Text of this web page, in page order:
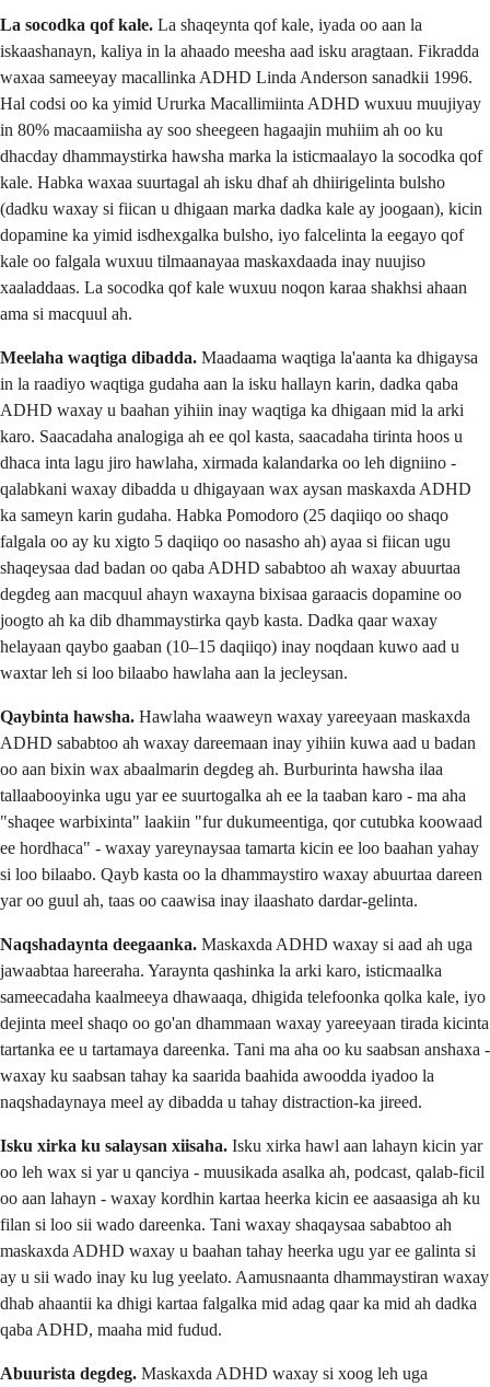
La socodka qof kale. La shaqeynta qof kale, iyada oo aan la
iskaashanayn, kaliya in la ahaado meesha aad isku aragtaan. Fikradda
waxaa sameeyay macallinka ADHD Linda Anderson sanadkii 1996.
Hal codsi oo ka yimid Ururka Macallimiinta ADHD wuxuu muujiyay
in 80% macaamiisha ay soo sheegeen hagaajin muhiim ah oo ku
dhacday dhammaystirka hawsha marka la isticmaalayo la socodka qof
kale. Habka waxaa suurtagal ah isku dhaf ah dhiirigelinta bulsho
(dadku waxay si fiican u dhigaan marka dadka kale ay joogaan), kicin
dopamine ka yimid isdhexgalka bulsho, iyo falcelinta la eegayo qof
kale oo falgala wuxuu tilmaanayaa maskaxdaada inay nuujiso
xaaladdaas. La socodka qof kale wuxuu noqon karaa shakhsi ahaan
ama si macquul ah.
Meelaha waqtiga dibadda. Maadaama waqtiga la'aanta ka dhigaysa
in la raadiyo waqtiga gudaha aan la isku hallayn karin, dadka qaba
ADHD waxay u baahan yihiin inay waqtiga ka dhigaan mid la arki
karo. Saacadaha analogiga ah ee qol kasta, saacadaha tirinta hoos u
dhaca inta lagu jiro hawlaha, xirmada kalandarka oo leh digniino -
qalabkani waxay dibadda u dhigayaan wax aysan maskaxda ADHD
ka sameyn karin gudaha. Habka Pomodoro (25 daqiiqo oo shaqo
falgala oo ay ku xigto 5 daqiiqo oo nasasho ah) ayaa si fiican ugu
shaqeysaa dad badan oo qaba ADHD sababtoo ah waxay abuurtaa
degdeg aan macquul ahayn waxayna bixisaa garaacis dopamine oo
joogto ah ka dib dhammaystirka qayb kasta. Dadka qaar waxay
helayaan qaybo gaaban (10–15 daqiiqo) inay noqdaan kuwo aad u
waxtar leh si loo bilaabo hawlaha aan la jecleysan.
Qaybinta hawsha. Hawlaha waaweyn waxay yareeyaan maskaxda
ADHD sababtoo ah waxay dareemaan inay yihiin kuwa aad u badan
oo aan bixin wax abaalmarin degdeg ah. Burburinta hawsha ilaa
tallaabooyinka ugu yar ee suurtogalka ah ee la taaban karo - ma aha
"shaqee warbixinta" laakiin "fur dukumeentiga, qor cutubka koowaad
ee hordhaca" - waxay yareynaysaa tamarta kicin ee loo baahan yahay
si loo bilaabo. Qayb kasta oo la dhammaystiro waxay abuurtaa dareen
yar oo guul ah, taas oo caawisa inay ilaashato dardar-gelinta.
Naqshadaynta deegaanka. Maskaxda ADHD waxay si aad ah uga
jawaabtaa hareeraha. Yaraynta qashinka la arki karo, isticmaalka
sameecadaha kaalmeeya dhawaaqa, dhigida telefoonka qolka kale, iyo
dejinta meel shaqo oo go'an dhammaan waxay yareeyaan tirada kicinta
tartanka ee u tartamaya dareenka. Tani ma aha oo ku saabsan anshaxa -
waxay ku saabsan tahay ka saarida baahida awoodda iyadoo la
naqshadaynaya meel ay dibadda u tahay distraction-ka jireed.
Isku xirka ku salaysan xiisaha. Isku xirka hawl aan lahayn kicin yar
oo leh wax si yar u qanciya - muusikada asalka ah, podcast, qalab-ficil
oo aan lahayn - waxay kordhin kartaa heerka kicin ee aasaasiga ah ku
filan si loo sii wado dareenka. Tani waxay shaqaysaa sababtoo ah
maskaxda ADHD waxay u baahan tahay heerka ugu yar ee galinta si
ay u sii wado inay ku lug yeelato. Aamusnaanta dhammaystiran waxay
dhab ahaantii ka dhigi kartaa falgalka mid adag qaar ka mid ah dadka
qaba ADHD, maaha mid fudud.
Abuurista degdeg. Maskaxda ADHD waxay si xoog leh uga